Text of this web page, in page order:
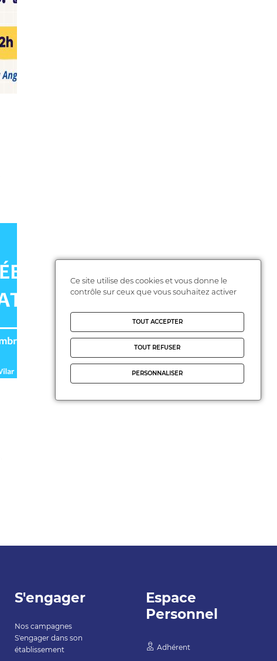
S'engager
Nos campagnes
S'engager dans son
établissement
Espace
Personnel
Adhérent
Ce site utilise des cookies et vous donne le
contrôle sur ceux que vous souhaitez activer
TOUT ACCEPTER
TOUT REFUSER
PERSONNALISER